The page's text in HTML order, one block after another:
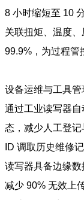
8 小时缩短至 10
关联扭矩、温度
99.9%，为过程管
设备运维与工具
通过工业读写器
态，减少人工登
ID 调取历史维修
读写器具备边缘数
减少 90% 无效上